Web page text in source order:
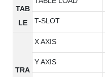
TAB
LE
T-SLOT
TRA
X AXIS
Y AXIS